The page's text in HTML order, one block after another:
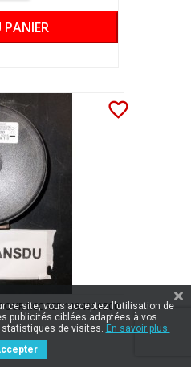
PANIER
favorite_border
KCC REF.1184080500
ce site, vous acceptez l'utilisation de
publicités ciblées adaptées à vos
de visites. En savoir plus.